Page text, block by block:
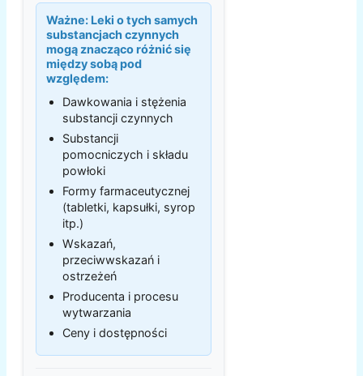
Ważne: Leki o tych samych
substancjach czynnych
mogą znacząco różnić się
między sobą pod
względem:
Dawkowania i stężenia
substancji czynnych
Substancji
pomocniczych i składu
powłoki
Formy farmaceutycznej
(tabletki, kapsułki, syrop
itp.)
Wskazań,
przeciwwskazań i
ostrzeżeń
Producenta i procesu
wytwarzania
Ceny i dostępności